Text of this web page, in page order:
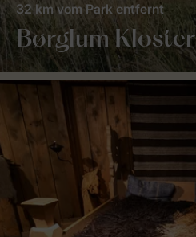
Børglum Kloster
32 km vom Park entfernt